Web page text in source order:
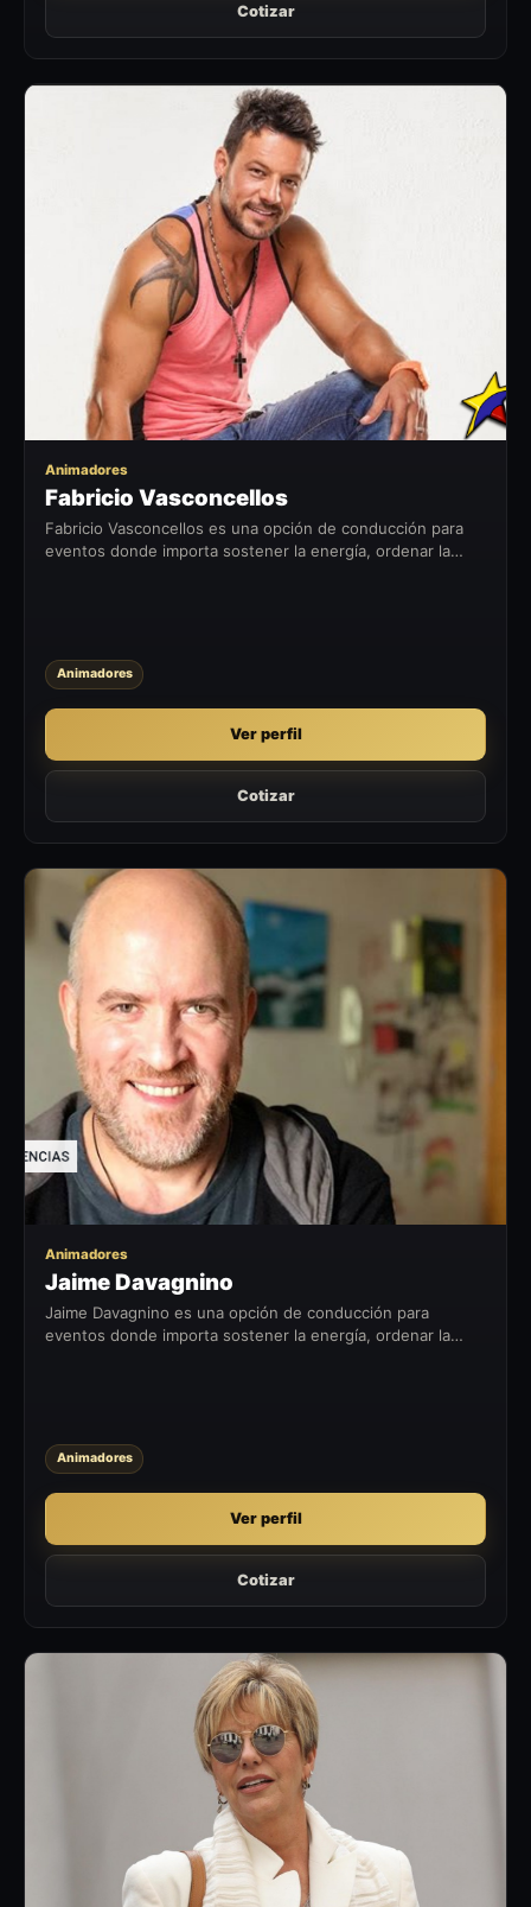
Cotizar
FV
Animadores
Fabricio Vasconcellos
Fabricio Vasconcellos es una opción de conducción para
eventos donde importa sostener la energía, ordenar la
Animadores
Ver perfil
Cotizar
JD
Animadores
Jaime Davagnino
Jaime Davagnino es una opción de conducción para
eventos donde importa sostener la energía, ordenar la
Animadores
Ver perfil
Cotizar
PN